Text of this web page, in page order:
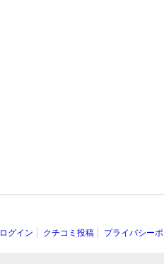
ログイン クチコミ投稿 プライバシー